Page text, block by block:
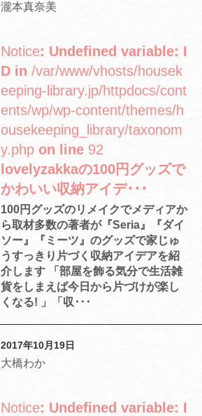
瀧本真奈美
Notice: Undefined variable: I
D in /var/www/vhosts/housek
eeping-library.jp/httpdocs/cont
ents/wp/wp-content/themes/h
ousekeeping_library/taxonom
y.php on line 92
lovelyzakkaの100円グッズで
かわいい収納アイデ･･･
100円グッズのリメイクでメディアか
ら取材多数の著者が『Seria』『ダイ
ソー』『ミーツ』のグッズで家じゅ
うすっきり片づく収納アイデアを紹
介します 「部屋を飾る気分で生活雑
貨をしまえば今日から片づけが楽し
くなる! 」「収･･･
2017年10月19日
大橋わか
Notice: Undefined variable: I